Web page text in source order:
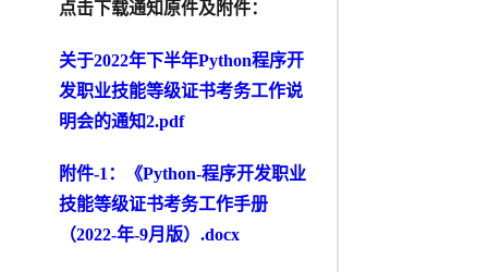
点击下载通知原件及附件：
关于2022年下半年Python程序开
发职业技能等级证书考务工作说
明会的通知2.pdf
附件-1：《Python-程序开发职业
技能等级证书考务工作手册
（2022-年-9月版）.docx